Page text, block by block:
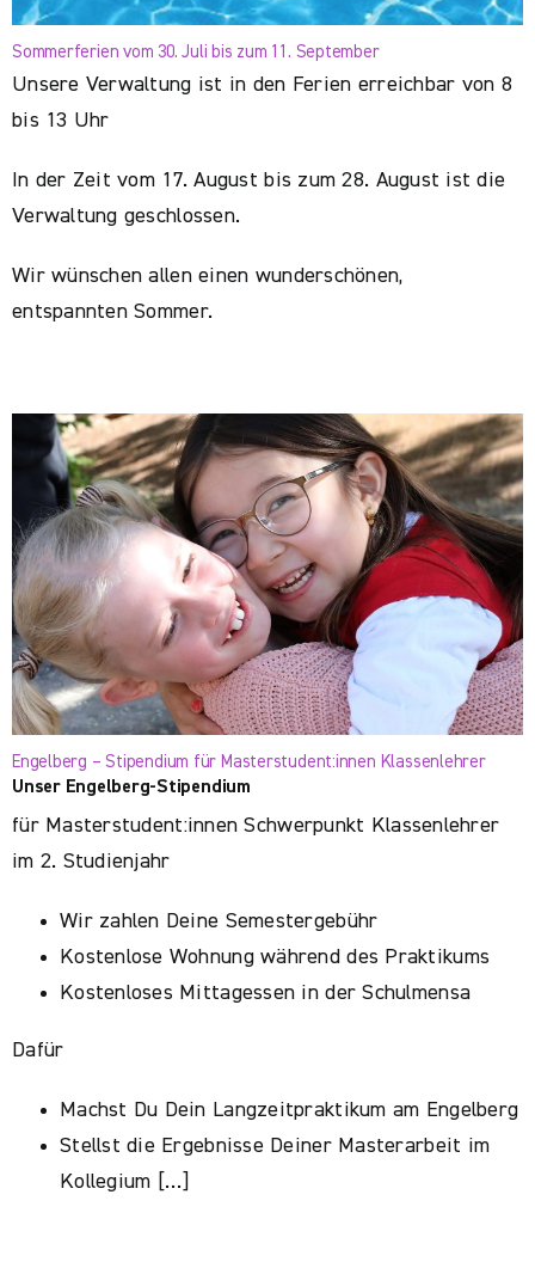
Sommerferien vom 30. Juli bis zum 11. September
Unsere Verwaltung ist in den Ferien erreichbar von 8
bis 13 Uhr
In der Zeit vom 17. August bis zum 28. August ist die
Verwaltung geschlossen.
Wir wünschen allen einen wunderschönen,
entspannten Sommer.
Engelberg – Stipendium für Masterstudent:innen Klassenlehrer
Unser Engelberg-Stipendium
für Masterstudent:innen Schwerpunkt Klassenlehrer
im 2. Studienjahr
Wir zahlen Deine Semestergebühr
Kostenlose Wohnung während des Praktikums
Kostenloses Mittagessen in der Schulmensa
Dafür
Machst Du Dein Langzeitpraktikum am Engelberg
Stellst die Ergebnisse Deiner Masterarbeit im
Kollegium […]